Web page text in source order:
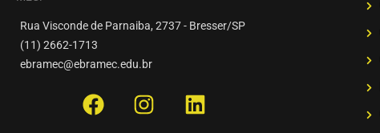
Rua Visconde de Parnaiba, 2737 - Bresser/SP
(11) 2662-1713
ebramec@ebramec.edu.br